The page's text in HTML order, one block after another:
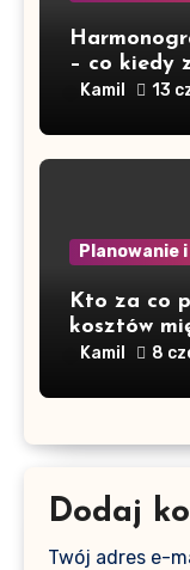
– co kiedy
Kamil 13
Planowanie
Kto za co
kosztów
Kamil 8
Dodaj
Twój adres e-